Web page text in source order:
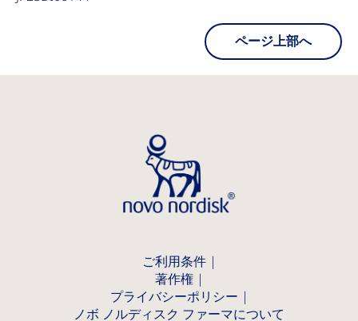
ページ上部へ
ご利用条件
著作権
プライバシーポリシー
ノボ ノルディスク ファーマについて